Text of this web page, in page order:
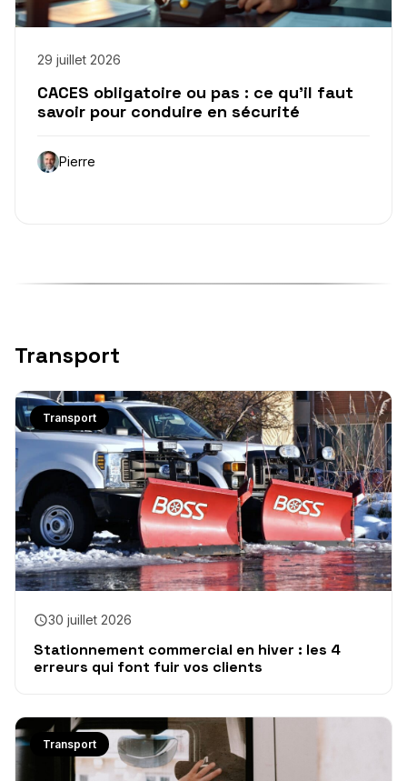
29 juillet 2026
CACES obligatoire ou pas : ce qu’il faut
savoir pour conduire en sécurité
Pierre
Transport
Transport
30 juillet 2026
Stationnement commercial en hiver : les 4
erreurs qui font fuir vos clients
Transport